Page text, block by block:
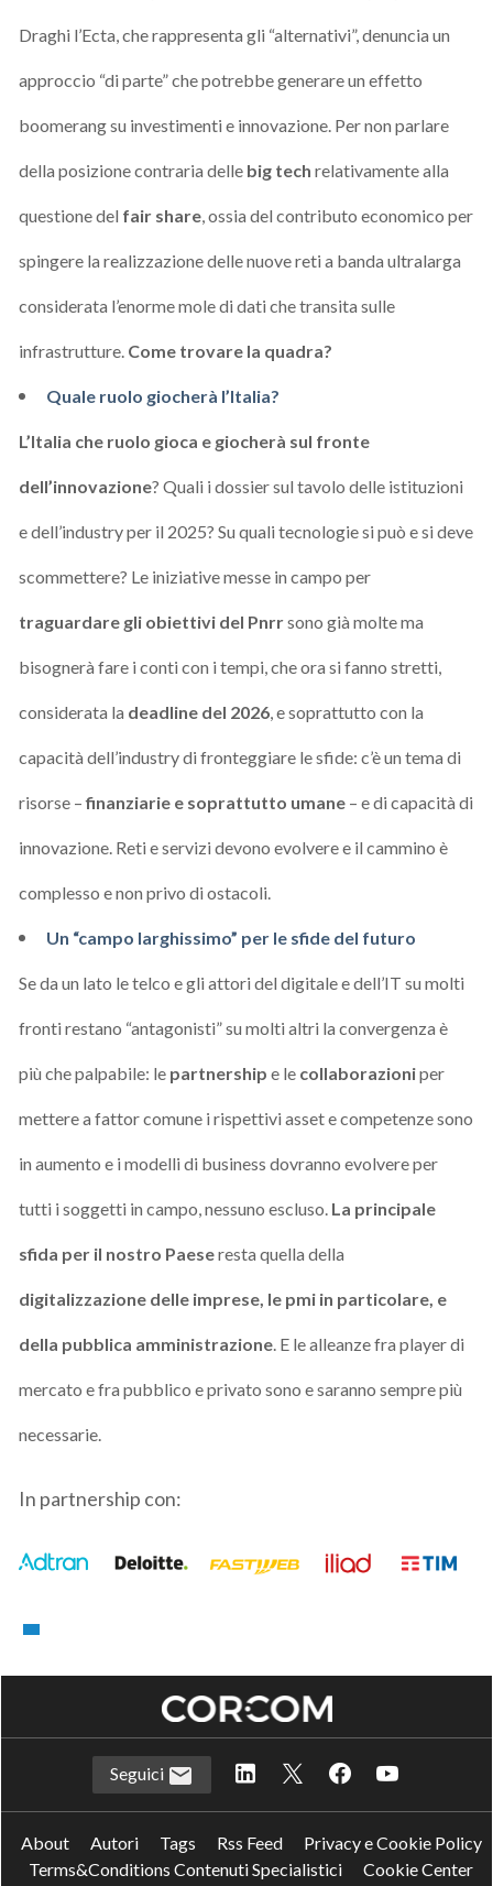
Draghi l’Ecta, che rappresenta gli “alternativi”, denuncia un
approccio “di parte” che potrebbe generare un effetto
boomerang su investimenti e innovazione. Per non parlare
della posizione contraria delle big tech relativamente alla
questione del fair share, ossia del contributo economico per
spingere la realizzazione delle nuove reti a banda ultralarga
considerata l’enorme mole di dati che transita sulle
infrastrutture. Come trovare la quadra?
Quale ruolo giocherà l’Italia?
L’Italia che ruolo gioca e giocherà sul fronte
dell’innovazione? Quali i dossier sul tavolo delle istituzioni
e dell’industry per il 2025? Su quali tecnologie si può e si deve
scommettere? Le iniziative messe in campo per
traguardare gli obiettivi del Pnrrsono già molte ma
bisognerà fare i conti con i tempi, che ora si fanno stretti,
considerata la deadline del 2026, e soprattutto con la
capacità dell’industry di fronteggiare le sfide: c’è un tema di
risorse –finanziarie e soprattutto umane – e di capacità di
innovazione. Reti e servizi devono evolvere e il cammino è
complesso e non privo di ostacoli.
Un “campo larghissimo” per le sfide del futuro
Se da un lato le telco e gli attori del digitale e dell’IT su molti
fronti restano “antagonisti” su molti altri la convergenza è
più che palpabile: le partnershipe le collaborazioniper
mettere a fattor comune i rispettivi asset e competenze sono
in aumento e i modelli di business dovranno evolvere per
tutti i soggetti in campo, nessuno escluso. La principale
sfida per il nostro Paeseresta quella della
digitalizzazione delle imprese, le pmi in particolare, e
della pubblica amministrazione. E le alleanze fra player di
mercato e fra pubblico e privato sono e saranno sempre più
necessarie.
In partnership con:
Seguici
About Autori Tags Rss Feed
Privacy e Cookie Policy
Terms&Conditions Contenuti Specialistici
Cookie Center